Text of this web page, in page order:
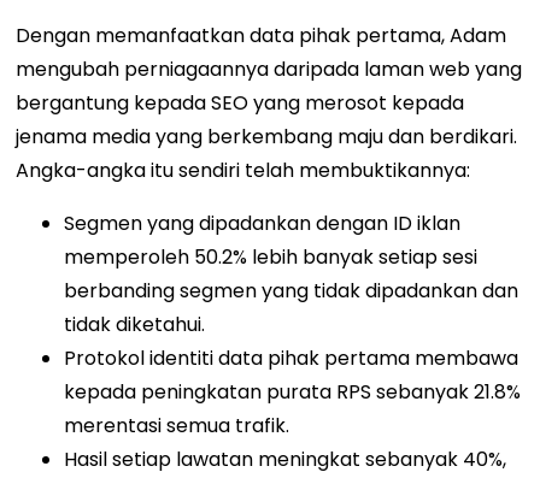
Dengan memanfaatkan data pihak pertama, Adam
mengubah perniagaannya daripada laman web yang
bergantung kepada SEO yang merosot kepada
jenama media yang berkembang maju dan berdikari.
Angka-angka itu sendiri telah membuktikannya:
Segmen yang dipadankan dengan ID iklan
memperoleh 50.2% lebih banyak setiap sesi
berbanding segmen yang tidak dipadankan dan
tidak diketahui.
Protokol identiti data pihak pertama membawa
kepada peningkatan purata RPS sebanyak 21.8%
merentasi semua trafik.
Hasil setiap lawatan meningkat sebanyak 40%,